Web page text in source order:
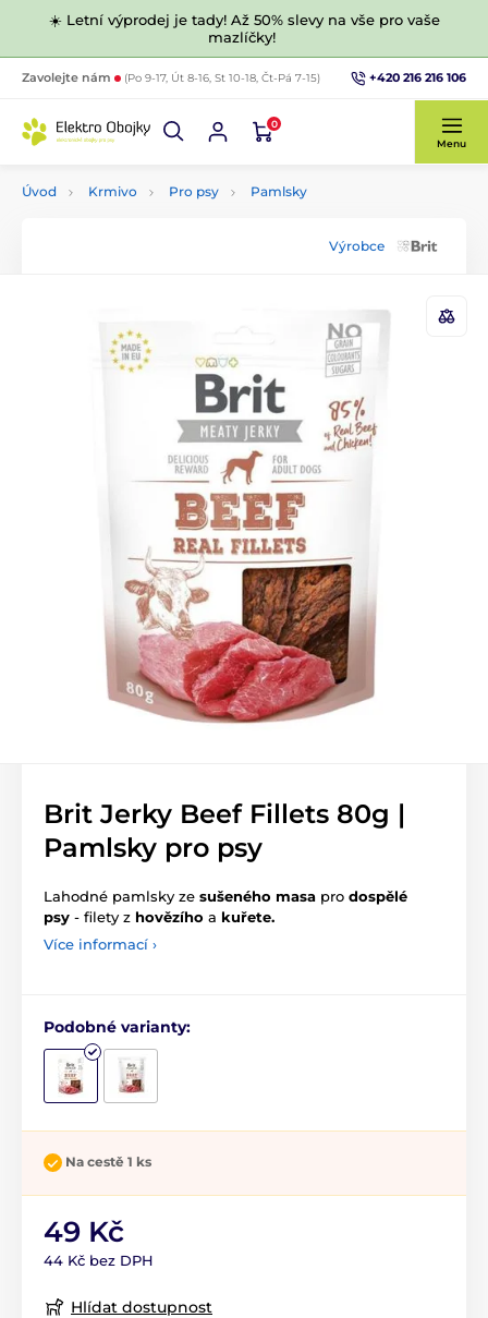
☀️ Letní výprodej je tady! Až 50% slevy na vše pro vaše
mazlíčky!
Zavolejte nám (Po 9-17, Út 8-16, St 10-18, Čt-Pá 7-15) +420 216 216 106
0
Menu
Úvod Krmivo Pro psy Pamlsky
Výrobce
Brit Jerky Beef Fillets 80g |
Pamlsky pro psy
Lahodné pamlsky ze sušeného masa pro dospělé
psy - filety z hovězího a kuřete.
Více informací ›
Podobné varianty:
Na cestě 1 ks
49 Kč
44 Kč bez DPH
Hlídat dostupnost